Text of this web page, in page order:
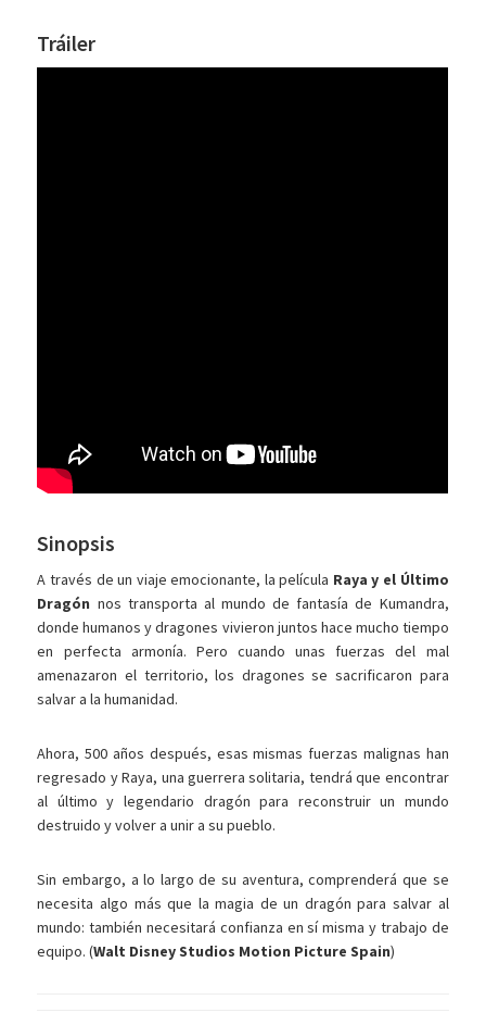
Tráiler
Sinopsis
A través de un viaje emocionante, la película Raya y el Último
Dragón nos transporta al mundo de fantasía de Kumandra,
donde humanos y dragones vivieron juntos hace mucho tiempo
en perfecta armonía. Pero cuando unas fuerzas del mal
amenazaron el territorio, los dragones se sacrificaron para
salvar a la humanidad.
Ahora, 500 años después, esas mismas fuerzas malignas han
regresado y Raya, una guerrera solitaria, tendrá que encontrar
al último y legendario dragón para reconstruir un mundo
destruido y volver a unir a su pueblo.
Sin embargo, a lo largo de su aventura, comprenderá que se
necesita algo más que la magia de un dragón para salvar al
mundo: también necesitará confianza en sí misma y trabajo de
equipo. (Walt Disney Studios Motion Picture Spain)